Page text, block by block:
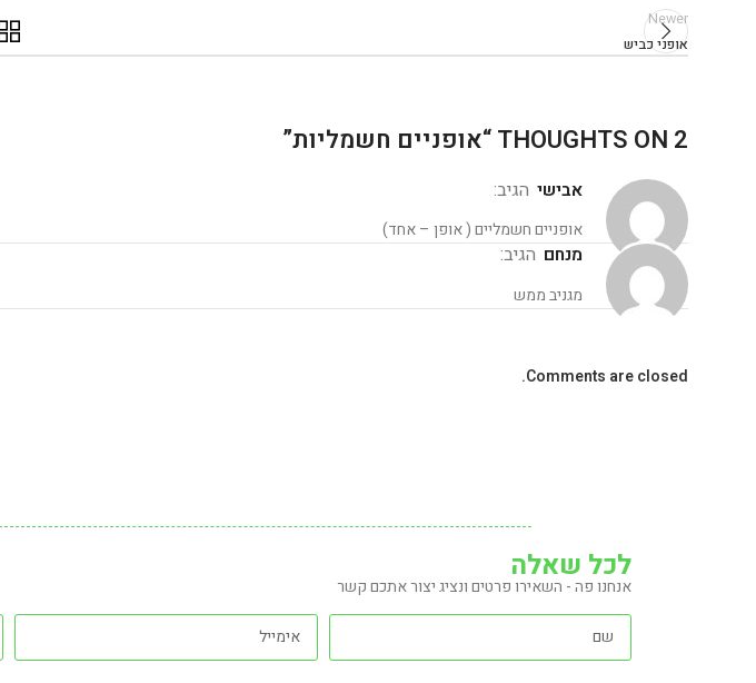
Newer
אופני כביש
2 THOUGHTS ON “ אופניים חשמליות”
אבישי הגיב:
אופניים חשמליים ( אופן – אחד)
מנחם הגיב:
מגניב ממש
Comments are closed.
לכל שאלה
אנחנו פה - השאירו פרטים ונציג יצור אתכם קשר